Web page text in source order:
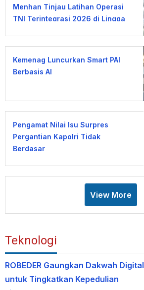
Menhan Tinjau Latihan Operasi
TNI Terintegrasi 2026 di Lingga
Kemenag Luncurkan Smart PAI
Berbasis AI
Pengamat Nilai Isu Surpres
Pergantian Kapolri Tidak
Berdasar
View More
Teknologi
ROBEDER Gaungkan Dakwah Digital
untuk Tingkatkan Kepedulian